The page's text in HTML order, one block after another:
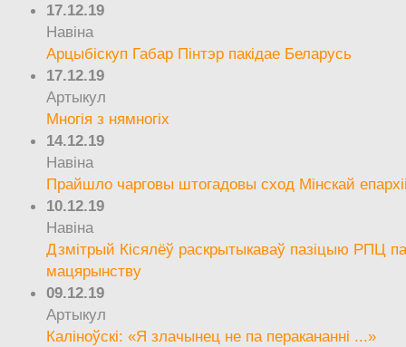
17.12.19
Навіна
Арцыбіскуп Габар Пінтэр пакідае Беларусь
17.12.19
Артыкул
Многія з нямногіх
14.12.19
Навіна
Прайшло чарговы штогадовы сход Мінскай
10.12.19
Навіна
Дзмітрый Кісялёў раскрытыкаваў пазіцыю РПЦ
мацярынству
09.12.19
Артыкул
Каліноўскі: «Я злачынец не па перакананні ...»